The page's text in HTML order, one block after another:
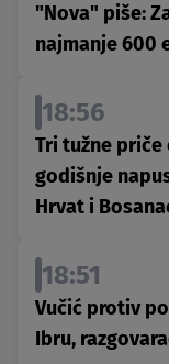
"Nova" piše:
najmanje 600
18:56
Tri tužne
godišnje
Hrvat i
18:51
Vučić protiv
Ibru,